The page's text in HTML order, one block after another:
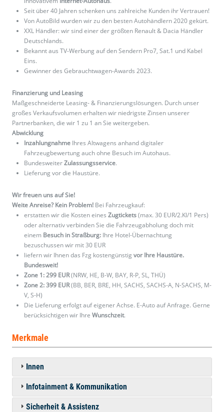
Seit über 40 Jahren schenken uns zahlreiche Kunden ihr Vertrauen!
Von AutoBild wurden wir zu den besten Autohändlern 2020 gekürt.
XXL Händler: wir sind einer der größten Renault & Dacia Händler
Deutschlands.
Bekannt aus TV-Werbung auf den Sendern Pro7, Sat.1 und Kabel
Eins.
Gewinner des Gebrauchtwagen-Awards 2023.
Finanzierung und Leasing
Maßgeschneiderte Leasing- & Finanzierungslösungen. Durch unser
großes Verkaufsvolumen erhalten wir niedrigste Zinsen unserer
Partnerbanken, die wir 1 zu 1 an Sie weitergeben.
Abwicklung
Inzahlungnahme Ihres Altwagens anhand digitaler
Fahrzeugbewertung auch ohne Besuch im Autohaus.
BundesweiterZulassungsservice.
Lieferung vor die Haustüre.
Wir freuen uns auf Sie!
Weite Anreise? Kein Problem! Bei Fahrzeugkauf:
erstatten wir die Kosten eines Zugtickets(max. 30 EUR/2.Kl/1 Pers)
oder alternativ verbinden Sie die Fahrzeugabholung doch mit
einem Besuch in Straßburg: Ihre Hotel-Übernachtung
bezuschussen wir mit 30 EUR
liefern wir Ihnen das Fzg kostengünstig vor Ihre Haustüre.
Bundesweit!
Zone 1: 299 EUR(NRW, HE, B-W, BAY, R-P, SL, THÜ)
Zone 2: 399 EUR(BB, BER, BRE, HH, SACHS, SACHS-A, N-SACHS, M-
V, S-H)
Die Lieferung erfolgt auf eigener Achse. E-Auto auf Anfrage. Gerne
berücksichtigen wir Ihre Wunschzeit.
Merkmale
Innen
Infotainment & Kommunikation
Sicherheit & Assistenz